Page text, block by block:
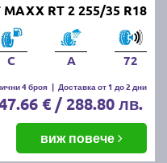
RT 2 255/35 R18
C A 72
4 броя | Доставка от 1 до 2 дни
€ / 288.80 лв.
виж повече